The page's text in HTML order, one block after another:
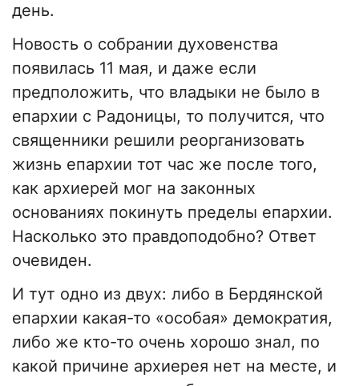
день.
Новость о собрании духовенства
появилась 11 мая, и даже если
предположить, что владыки не было в
епархии с Радоницы, то получится, что
священники решили реорганизовать
жизнь епархии тот час же после того,
как архиерей мог на законных
основаниях покинуть пределы епархии.
Насколько это правдоподобно? Ответ
очевиден.
И тут одно из двух: либо в Бердянской
епархии какая-то «особая» демократия,
либо же кто-то очень хорошо знал, по
какой причине архиерея нет на месте, и